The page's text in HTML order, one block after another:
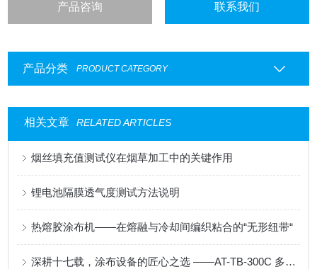
产品咨询 联系我们
产品分类 PRODUCT CATEGORY
相关文章 RELATED ARTICLES
烟丝填充值测试仪在烟草加工中的关键作用
锂电池隔膜透气度测试方法说明
热熔胶涂布机——在熔融与冷却间编织粘合的“无形纽带“
深耕十七载，涂布设备的匠心之选 ——AT-TB-300C 多功能涂布试验机